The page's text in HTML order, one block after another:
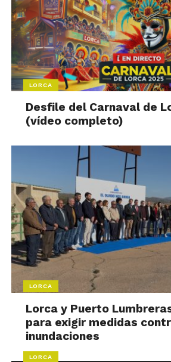
LORCA
Desfile del Carnaval de
(vídeo completo)
LORCA
Lorca y Puerto
para exigir medidas
inundaciones
LORCA